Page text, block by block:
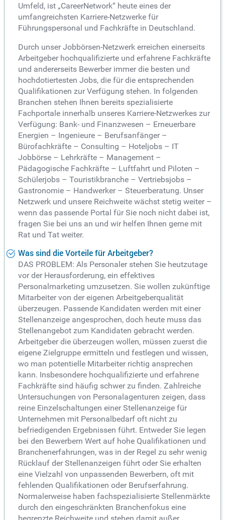
Umfeld, ist „CareerNetwork“ heute eines der
umfangreichsten Karriere-Netzwerke für
Führungspersonal und Fachkräfte in Deutschland.
Durch unser Jobbörsen-Netzwerk erreichen einerseits
Arbeitgeber hochqualifizierte und erfahrene Fachkräfte
und andererseits Bewerber immer die besten und
hochdotiertesten Jobs, die für die entsprechenden
Qualifikationen zur Verfügung stehen. In folgenden
Branchen stehen Ihnen bereits spezialisierte
Fachportale innerhalb unseres Karriere-Netzwerkes zur
Verfügung: Bank- und Finanzwesen – Erneuerbare
Energien – Ingenieure – Berufsanfänger –
Bürofachkräfte – Consulting – Hoteljobs – IT
Jobbörse – Lehrkräfte – Management –
Pädagogische Fachkräfte – Luftfahrt und Piloten –
Schülerjobs – Touristikbranche – Vertriebsjobs –
Gastronomie – Handwerker – Steuerberatung. Unser
Netzwerk und unsere Reichweite wächst stetig weiter –
wenn das passende Portal für Sie noch nicht dabei ist,
fragen Sie bei uns an und wir helfen Ihnen gerne mit
Rat und Tat weiter.
Was sind die Vorteile für Arbeitgeber?
DAS PROBLEM: Als Personaler stehen Sie heutzutage
vor der Herausforderung, ein effektives
Personalmarketing umzusetzen. Sie wollen zukünftige
Mitarbeiter von der eigenen Arbeitgeberqualität
überzeugen. Passende Kandidaten werden mit einer
Stellenanzeige angesprochen, doch heute muss das
Stellenangebot zum Kandidaten gebracht werden.
Arbeitgeber die überzeugen wollen, müssen zuerst die
eigene Zielgruppe ermitteln und festlegen und wissen,
wo man potentielle Mitarbeiter richtig ansprechen
kann. Insbesondere hochqualifizierte und erfahrene
Fachkräfte sind häufig schwer zu finden. Zahlreiche
Untersuchungen von Personalagenturen zeigen, dass
reine Einzelschaltungen einer Stellenanzeige für
Unternehmen mit Personalbedarf oft nicht zu
befriedigenden Ergebnissen führt. Entweder Sie legen
bei den Bewerbern Wert auf hohe Qualifikationen und
Branchenerfahrungen, was in der Regel zu sehr wenig
Rücklauf der Stellenanzeigen führt oder Sie erhalten
eine Vielzahl von unpassenden Bewerbern, oft mit
fehlenden Qualifikationen oder Berufserfahrung.
Normalerweise haben fachspezialisierte Stellenmärkte
durch den eingeschränkten Branchenfokus eine